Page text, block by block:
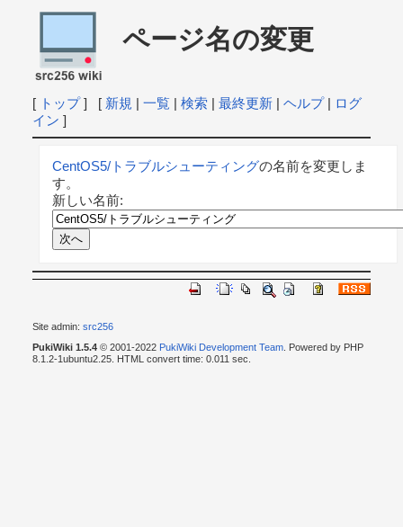
ページ名の変更
[ トップ] [ 新規 | 一覧| 検索| 最終更新| ヘルプ| ログ
イン ]
CentOS5/トラブルシューティングの名前を変更しま
す。
新しい名前:
Site admin: src256
PukiWiki 1.5.4© 2001-2022 PukiWiki Development Team. Powered by PHP
8.1.2-1ubuntu2.25. HTML convert time: 0.011 sec.